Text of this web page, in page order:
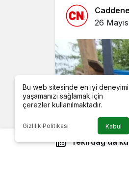
26
Tekirdağ’da
Bu web sitesinde en iyi deneyimi
yaşamanızı sağlamak için
çerezler kullanılmaktadır.
Gizlilik Politikası Kabul